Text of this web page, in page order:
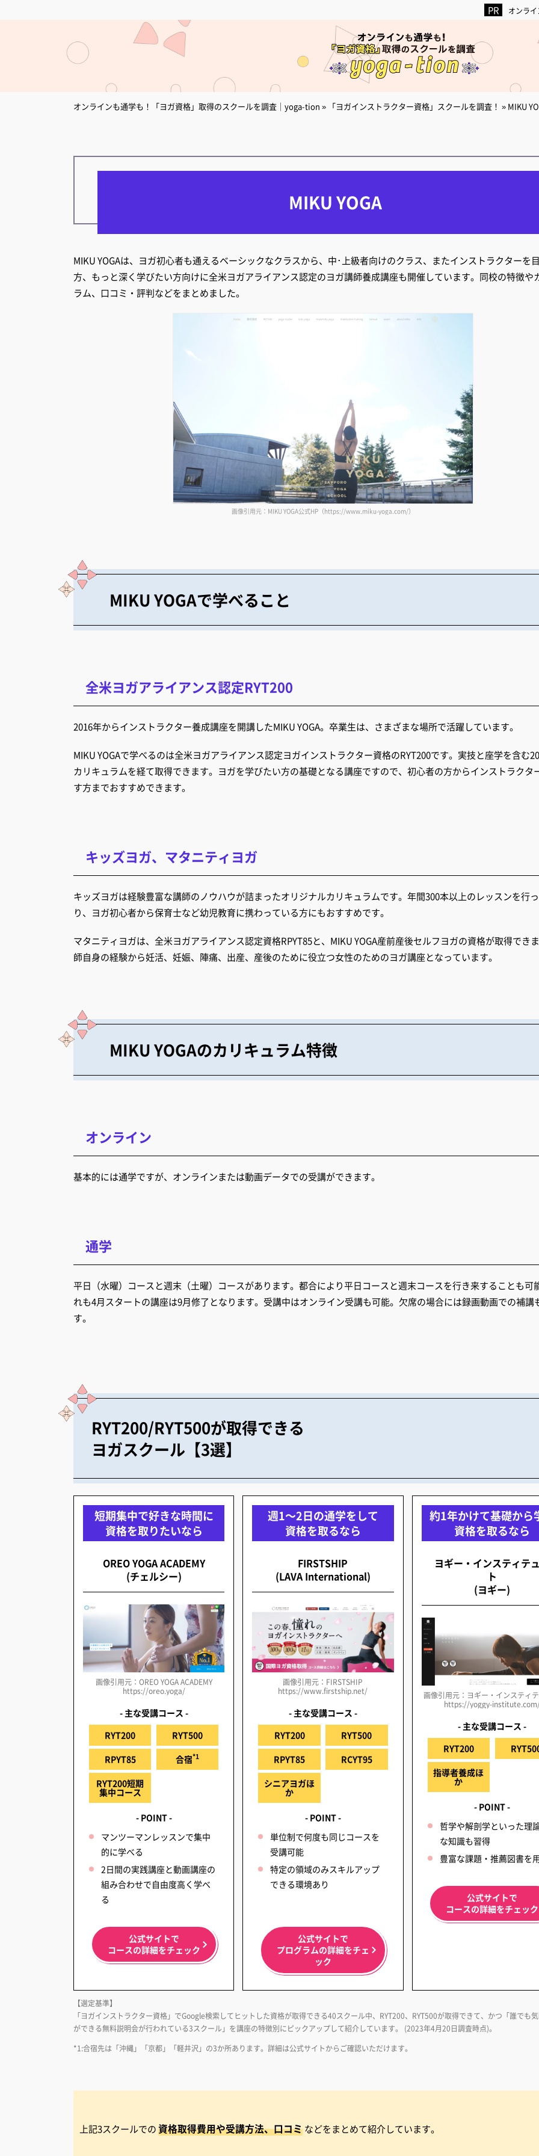
オンラ
オンラインも通学も！「ヨガ資格」取得のスクールを調査｜yoga-tion » 「ヨガインストラクター資格」スクールを調査！ » MIKU
MIKU YOGA
MIKU YOGAは、ヨガ初心者も通えるベーシックなクラスから、中･上級者向けのクラス、またインストラクターを
方、もっと深く学びたい方向けに全米ヨガアライアンス認定のヨガ講師養成講座も開催しています。同校の特徴や
ラム、口コミ・評判などをまとめました。
画像引用元：MIKU YOGA公式HP（https://www.miku-yoga.com/）
MIKU YOGAで学べること
全米ヨガアライアンス認定RYT200
2016年からインストラクター養成講座を開講したMIKU YOGA。卒業生は、さまざまな場所で活躍しています。
MIKU YOGAで学べるのは全米ヨガアライアンス認定ヨガインストラクター資格のRYT200です。実技と座学を含む
カリキュラムを経て取得できます。ヨガを学びたい方の基礎となる講座ですので、初心者の方からインストラクタ
す方までおすすめできます。
キッズヨガ、マタニティヨガ
キッズヨガは経験豊富な講師のノウハウが詰まったオリジナルカリキュラムです。年間300本以上のレッスンを行
り、ヨガ初心者から保育士など幼児教育に携わっている方にもおすすめです。
マタニティヨガは、全米ヨガアライアンス認定資格RPYT85と、MIKU YOGA産前産後セルフヨガの資格が取得でき
師自身の経験から妊活、妊娠、陣痛、出産、産後のために役立つ女性のためのヨガ講座となっています。
MIKU YOGAのカリキュラム特徴
オンライン
基本的には通学ですが、オンラインまたは動画データでの受講ができます。
通学
平日（水曜）コースと週末（土曜）コースがあります。都合により平日コースと週末コースを行き来することも可
れも4月スタートの講座は9月修了となります。受講中はオンライン受講も可能。欠席の場合には録画動画での補講
す。
RYT200/RYT500が取得できる
ヨガスクール【3選】
短期集中で好きな時間に
資格を取りたいなら
OREO YOGA ACADEMY
(チェルシー)
画像引用元：OREO YOGA ACADEMY
https://oreo.yoga/
- 主な受講コース -
RYT200
RYT500
RPYT85
合宿*1
RYT200短期
集中コース
- POINT -
マンツーマンレッスンで集中
的に学べる
2日間の実践講座と動画講座の
組み合わせで自由度高く学べ
る
公式サイトで
コースの詳細をチェック
週1～2日の通学をして
資格を取るなら
FIRSTSHIP
(LAVA International)
画像引用元：FIRSTSHIP
https://www.firstship.net/
- 主な受講コース -
RYT200
RYT500
RPYT85
RCYT95
シニアヨガほ
か
- POINT -
単位制で何度も同じコースを
受講可能
特定の領域のみスキルアップ
できる環境あり
公式サイトで
プログラムの詳細をチェ
ック
約1年かけて基礎から
資格を取るなら
ヨギー・インスティテ
ト
(ヨギー)
画像引用元：ヨギー・インスティ
https://yoggy-
- 主な受講コース -
RYT200
指導者養成ほ
か
- POINT -
哲学や解剖学といった理
な知識も習得
豊富な課題・推薦図書を
公式サイトで
コースの詳細をチェック
【選定基準】
「ヨガインストラクター資格」でGoogle検索してヒットした資格が取得できる40スクール中、RYT200、RYT500が取得できて、かつ「誰でも
ができる無料説明会が行われている3スクール」を講座の特徴別にピックアップして紹介しています。 (2023年4月20日調査時点)。
*1:合宿先は「沖縄」「京都」「軽井沢」の3か所あります。詳細は公式サイトからご確認いただけます。
上記3スクールでの資格取得費用や受講方法、口コミなどをまとめて紹介しています。